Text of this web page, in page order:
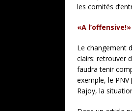
les comités
«A l’offensive!»
Le changement
clairs: retrouver
faudra tenir
exemple, le
Rajoy, la